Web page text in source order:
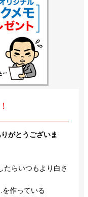
がとうございま
たらいつもより白さ
を作っている